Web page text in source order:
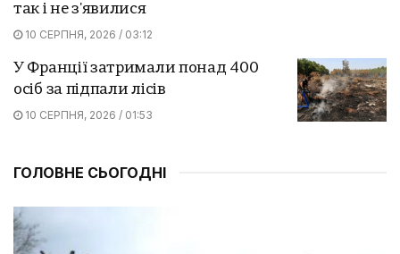
так і не з'явилися
10 СЕРПНЯ, 2026 / 03:12
У Франції затримали понад 400
осіб за підпали лісів
10 СЕРПНЯ, 2026 / 01:53
ГОЛОВНЕ СЬОГОДНІ